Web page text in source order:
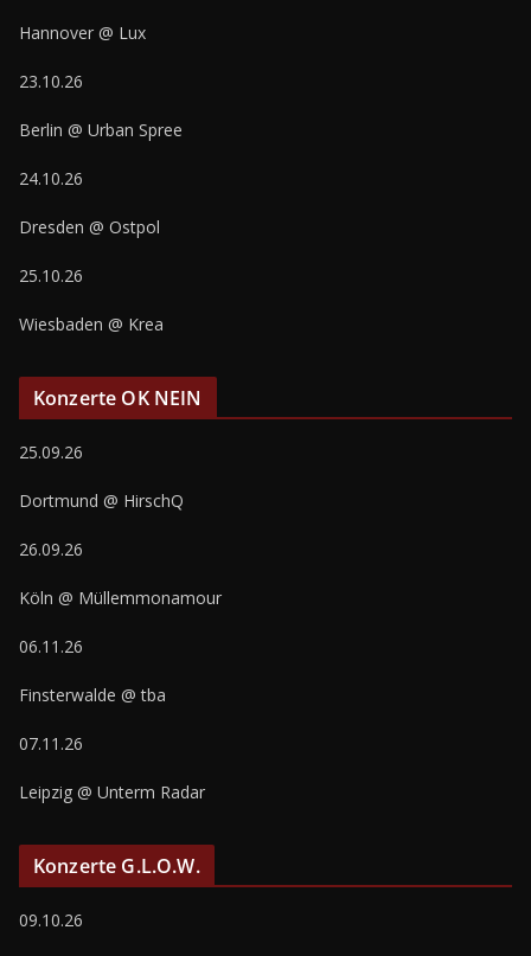
Hannover @ Lux
23.10.26
Berlin @ Urban Spree
24.10.26
Dresden @ Ostpol
25.10.26
Wiesbaden @ Krea
Konzerte OK NEIN
25.09.26
Dortmund @ HirschQ
26.09.26
Köln @ Müllemmonamour
06.11.26
Finsterwalde @ tba
07.11.26
Leipzig @ Unterm Radar
Konzerte G.L.O.W.
09.10.26